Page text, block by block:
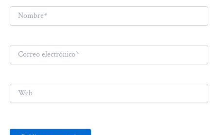
Nombre*
Correo
electrónico*
Web